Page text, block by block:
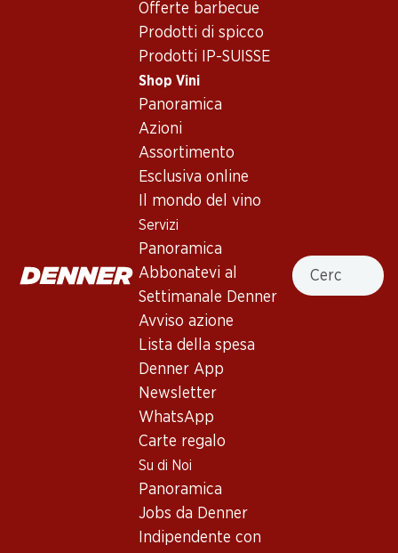
Offerte barbecue
Prodotti di spicco
Prodotti IP-SUISSE
Shop Vini
Panoramica
Azioni
Assortimento
Esclusiva online
Il mondo del vino
Servizi
Panoramica
Abbonatevi al
Settimanale Denner
Avviso azione
Lista della spesa
Denner App
Newsletter
WhatsApp
Carte regalo
Su di Noi
Panoramica
Jobs da Denner
Indipendente con
Cercare
Fronte Retro
Blas Muñoz Bodegas Munoz
Chardonnay D.O. La Mancha
Spagna ,La Mancha
Giallo oro intenso. Aromi di ananas, pesca e un tocco di
vaniglia. Pieno al palato con acidità succosa e retrogusto
Buono a sapersi